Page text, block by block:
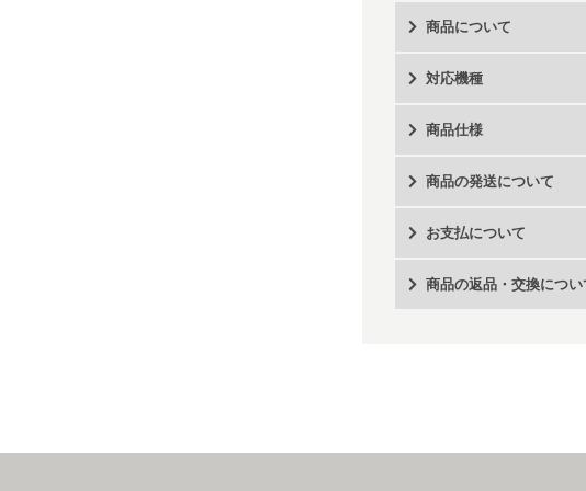
商品について
対応機種
商品仕様
商品の発送について
お支払について
商品の返品・交換につい